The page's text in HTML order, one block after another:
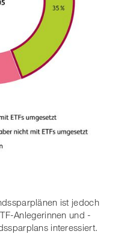
ist jedoch
Anlegerinnen und -
interessiert.